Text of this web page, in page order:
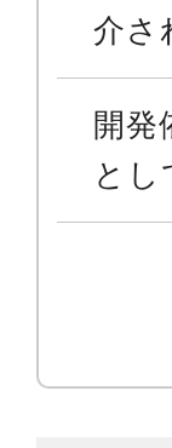
介さ
開発
とし